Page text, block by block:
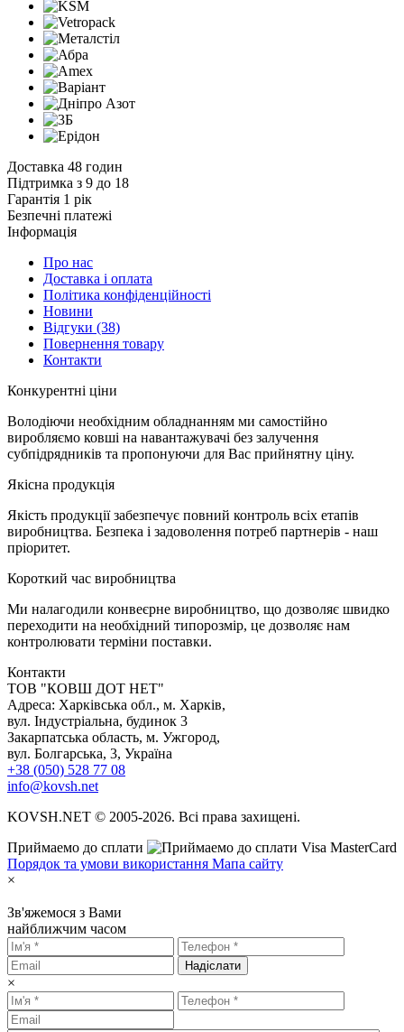
Доставка 48 годин
Підтримка з 9 до 18
Гарантія 1 рік
Безпечні платежі
Інформація
Про нас
Доставка і оплата
Політика конфіденційності
Новини
Відгуки (38)
Повернення товару
Контакти
Конкурентні ціни
Володіючи необхідним обладнанням ми самостійно
виробляємо ковші на навантажувачі без залучення
субпідрядників та пропонуючи для Вас прийнятну ціну.
Якісна продукція
Якість продукції забезпечує повний контроль всіх етапів
виробництва. Безпека і задоволення потреб партнерів - наш
пріоритет.
Короткий час виробництва
Ми налагодили конвеєрне виробництво, що дозволяє швидко
переходити на необхідний типорозмір, це дозволяє нам
контролювати терміни поставки.
Контакти
TOB "КОВШ ДОТ НЕТ"
Адреса: Харківська обл., м. Харків,
вул. Індустріальна, будинок 3
Закарпатська область, м. Ужгород,
вул. Болгарська, 3, Україна
+38 (050) 528 77 08
info@kovsh.net
KOVSH.NET © 2005-2026. Всі права захищені.
Приймаемо до сплати
Порядок та умови використання Мапа сайту
×
Зв'яжемося з Вами
найближчим часом
Надіслати
×